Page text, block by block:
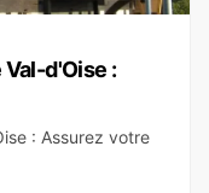
d'Oise :
: Assurez votre